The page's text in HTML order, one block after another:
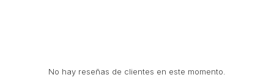
No hay reseñas de clientes en este momento.